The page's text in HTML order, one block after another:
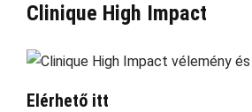
Clinique High Impact
Elérhető itt